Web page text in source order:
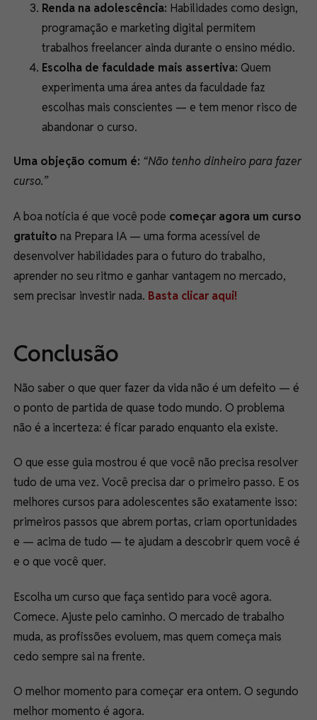
Renda na adolescência: Habilidades como design,
programação e marketing digital permitem
trabalhos freelancer ainda durante o ensino médio.
Escolha de faculdade mais assertiva: Quem
experimenta uma área antes da faculdade faz
escolhas mais conscientes — e tem menor risco de
abandonar o curso.
Uma objeção comum é: “Não tenho dinheiro para fazer
curso.”
A boa notícia é que você pode começar agora um curso
gratuito na Prepara IA — uma forma acessível de
desenvolver habilidades para o futuro do trabalho,
aprender no seu ritmo e ganhar vantagem no mercado,
sem precisar investir nada. Basta clicar aqui!
Conclusão
Não saber o que quer fazer da vida não é um defeito — é
o ponto de partida de quase todo mundo. O problema
não é a incerteza: é ficar parado enquanto ela existe.
O que esse guia mostrou é que você não precisa resolver
tudo de uma vez. Você precisa dar o primeiro passo. E os
melhores cursos para adolescentes são exatamente isso:
primeiros passos que abrem portas, criam oportunidades
e — acima de tudo — te ajudam a descobrir quem você é
e o que você quer.
Escolha um curso que faça sentido para você agora.
Comece. Ajuste pelo caminho. O mercado de trabalho
muda, as profissões evoluem, mas quem começa mais
cedo sempre sai na frente.
O melhor momento para começar era ontem. O segundo
melhor momento é agora.